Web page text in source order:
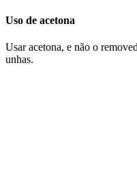
Uso de acetona
Usar acetona, e não o
unhas.